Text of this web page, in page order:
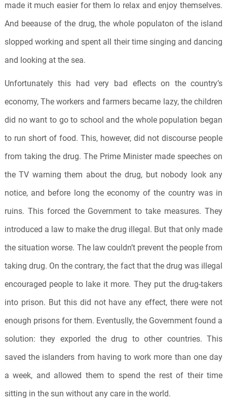
made it much easier for them lo relax and enjoy themselves.
And beeause of the drug, the whole populaton of the island
slopped working and spent all their time singing and dancing
and looking at the sea.
Unfortunately this had very bad eflects on the country’s
economy, The workers and farmers became lazy, the children
did no want to go to school and the whole population began
to run short of food. This, however, did not discourse people
from taking the drug. The Prime Minister made speeches on
the TV warning them about the drug, but nobody look any
notice, and before long the economy of the country was in
ruins. This forced the Government to take measures. They
introduced a law to make the drug illegal. But that only made
the situation worse. The law couldn’t prevent the people from
taking drug. On the contrary, the fact that the drug was illegal
encouraged people to lake it more. They put the drug-takers
into prison. But this did not have any effect, there were not
enough prisons for them. Eventuslly, the Government found a
solution: they exporled the drug to other countries. This
saved the islanders from having to work more than one day
a week, and allowed them to spend the rest of their time
sitting in the sun without any care in the world.